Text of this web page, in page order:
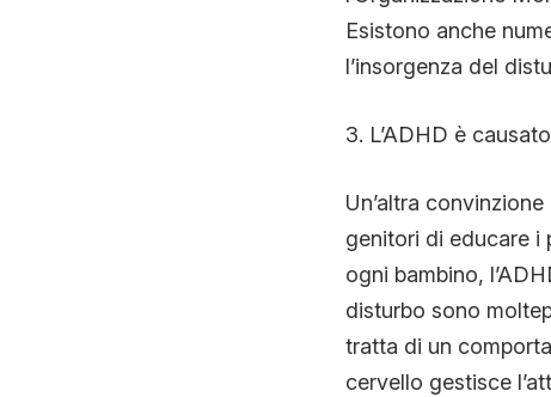
Esistono anche
l’insorgenza del
3. L’ADHD è
Un’altra
genitori di educare i
ogni bambino,
disturbo sono
tratta di un
cervello gestisce